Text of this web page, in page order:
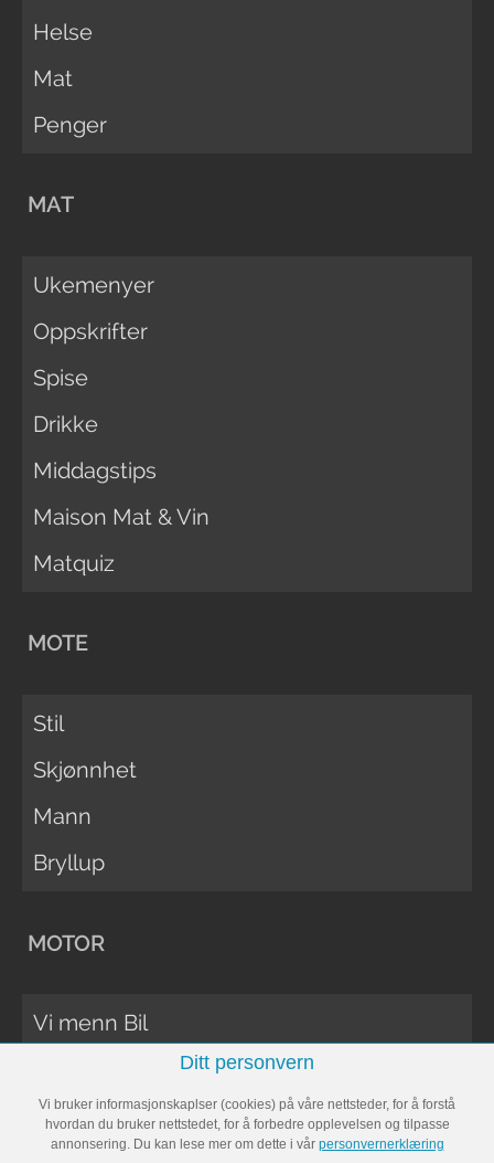
Helse
Mat
Penger
MAT
Ukemenyer
Oppskrifter
Spise
Drikke
Middagstips
Maison Mat & Vin
Matquiz
MOTE
Stil
Skjønnhet
Mann
Bryllup
MOTOR
Vi menn Bil
Vi Menn Båt
Ditt personvern
Vi bruker informasjonskaplser (cookies) på våre nettsteder, for å forstå
hvordan du bruker nettstedet, for å forbedre opplevelsen og tilpasse
annonsering. Du kan lese mer om dette i vår personvernerklæring